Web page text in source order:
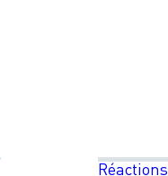
Réactions